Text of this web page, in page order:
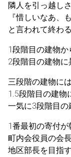
隣人を引っ越し
『惜しいなあ、
と言われて終わる
1段階目の建物か
2段階目の建物に
三段階の建物には
1.5段階目の建物
一気に3段階目の
1番最初の寄付が
町内会役員の会
地区部長を目指